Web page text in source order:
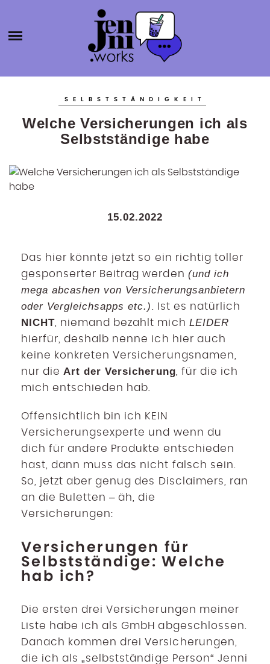
JENNI.W
ORKS
SELBSTSTÄNDIGKEIT
PRODUKTIVITÄT
BÜCHER
AGENTURGRÜNDUNG
BLOGROLL
SELBSTSTÄNDIGKEIT
Welche Versicherungen ich als
Selbstständige habe
15.02.2022
Das hier könnte jetzt so ein richtig toller
gesponserter Beitrag werden (und ich
mega abcashen von Versicherungsanbietern
oder Vergleichsapps etc.)
. Ist es natürlich
NICHT , niemand bezahlt mich LEIDER
hierfür, deshalb nenne ich hier auch
keine konkreten Versicherungsnamen,
nur die Art der Versicherung , für die ich
mich entschieden hab.
Offensichtlich bin ich KEIN
Versicherungsexperte und wenn du
dich für andere Produkte entschieden
hast, dann muss das nicht falsch sein.
So, jetzt aber genug des Disclaimers, ran
an die Buletten – äh, die
Versicherungen:
Versicherungen für
Selbstständige: Welche
hab ich?
Die ersten drei Versicherungen meiner
Liste habe ich als GmbH abgeschlossen.
Danach kommen drei Versicherungen,
die ich als „selbstständige Person“ Jenni